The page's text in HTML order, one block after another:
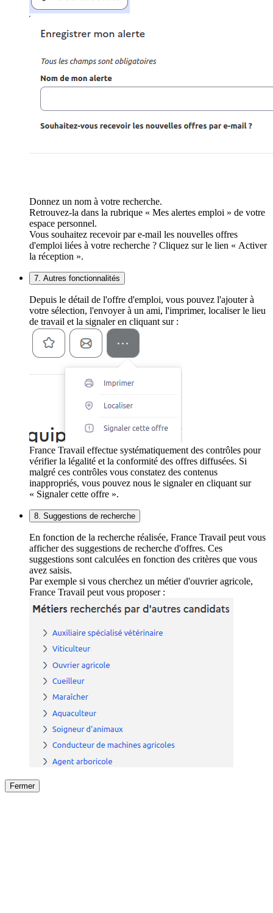
Donnez un nom à votre recherche.
Retrouvez-la dans la rubrique « Mes alertes emploi » de votre
espace personnel.
Vous souhaitez recevoir par e-mail les nouvelles offres
d'emploi liées à votre recherche ? Cliquez sur le lien « Activer
la réception ».
7. Autres fonctionnalités
Depuis le détail de l'offre d'emploi, vous pouvez l'ajouter à
votre sélection, l'envoyer à un ami, l'imprimer, localiser le lieu
de travail et la signaler en cliquant sur :
France Travail effectue systématiquement des contrôles pour
vérifier la légalité et la conformité des offres diffusées. Si
malgré ces contrôles vous constatez des contenus
inappropriés, vous pouvez nous le signaler en cliquant sur
« Signaler cette offre ».
8. Suggestions de recherche
En fonction de la recherche réalisée, France Travail peut vous
afficher des suggestions de recherche d'offres. Ces
suggestions sont calculées en fonction des critères que vous
avez saisis.
Par exemple si vous cherchez un métier d'ouvrier agricole,
France Travail peut vous proposer :
Fermer